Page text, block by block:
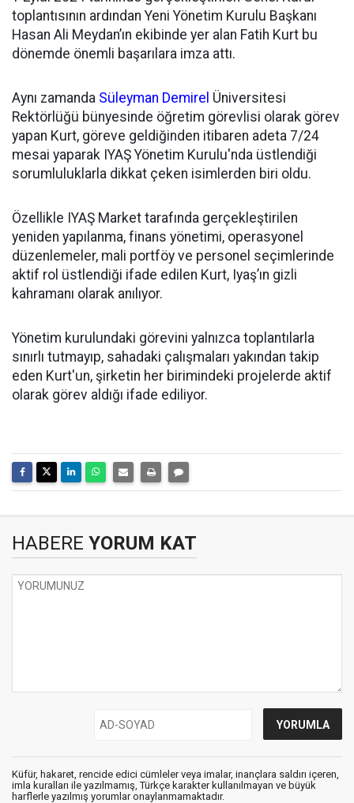
toplantısının ardından Yeni Yönetim Kurulu Başkanı
Hasan Ali Meydan’ın ekibinde yer alan Fatih Kurt bu
dönemde önemli başarılara imza attı.
Aynı zamanda Süleyman Demirel Üniversitesi
Rektörlüğü bünyesinde öğretim görevlisi olarak görev
yapan Kurt, göreve geldiğinden itibaren adeta 7/24
mesai yaparak IYAŞ Yönetim Kurulu'nda üstlendiği
sorumluluklarla dikkat çeken isimlerden biri oldu.
Özellikle IYAŞ Market tarafında gerçekleştirilen
yeniden yapılanma, finans yönetimi, operasyonel
düzenlemeler, mali portföy ve personel seçimlerinde
aktif rol üstlendiği ifade edilen Kurt, Iyaş’ın gizli
kahramanı olarak anılıyor.
Yönetim kurulundaki görevini yalnızca toplantılarla
sınırlı tutmayıp, sahadaki çalışmaları yakından takip
eden Kurt'un, şirketin her birimindeki projelerde aktif
olarak görev aldığı ifade ediliyor.
HABERE YORUM KAT
Küfür, hakaret, rencide edici cümleler veya imalar, inançlara saldırı içeren,
imla kuralları ile yazılmamış, Türkçe karakter kullanılmayan ve büyük
harflerle yazılmış yorumlar onaylanmamaktadır.